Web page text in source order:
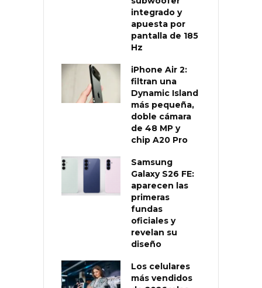
integrado y
apuesta por
pantalla de 185
Hz
iPhone Air 2:
filtran una
Dynamic Island
más pequeña,
doble cámara
de 48 MP y
chip A20 Pro
Samsung
Galaxy S26 FE:
aparecen las
primeras
fundas
oficiales y
revelan su
diseño
Los celulares
más vendidos